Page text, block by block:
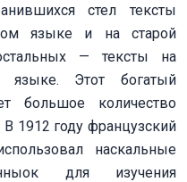
стел тексты
языке и на старой
— тексты на
языке. Этот богатый
большое количество
1912 году французский
наскальные
для изучения